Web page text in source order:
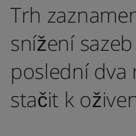
Trh
snížení
poslední dva
stačit k